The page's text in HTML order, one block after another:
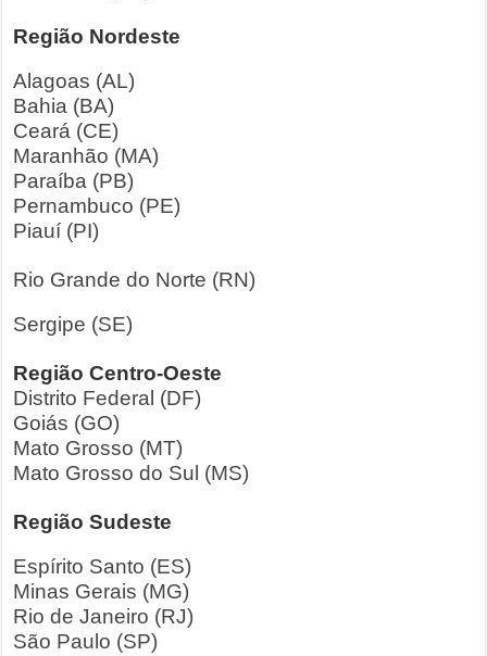
Região Nordeste
Alagoas (AL)
Bahia (BA)
Ceará (CE)
Maranhão (MA)
Paraíba (PB)
Pernambuco (PE)
Piauí (PI)
Rio Grande do Norte (RN)
Sergipe (SE)
Região Centro-Oeste
Distrito Federal (DF)
Goiás (GO)
Mato Grosso (MT)
Mato Grosso do Sul (MS)
Região Sudeste
Espírito Santo (ES)
Minas Gerais (MG)
Rio de Janeiro (RJ)
São Paulo (SP)